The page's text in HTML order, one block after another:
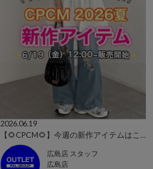
2026.06.19
広島店 スタッフ
広島店